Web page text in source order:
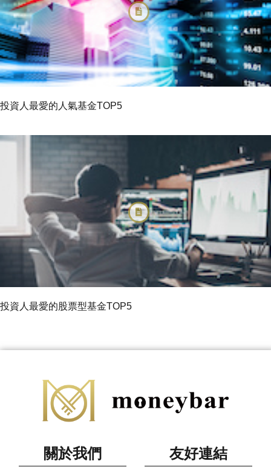
投資人最愛的人氣基金TOP5
投資人最愛的股票型基金TOP5
關於我們 友好連結